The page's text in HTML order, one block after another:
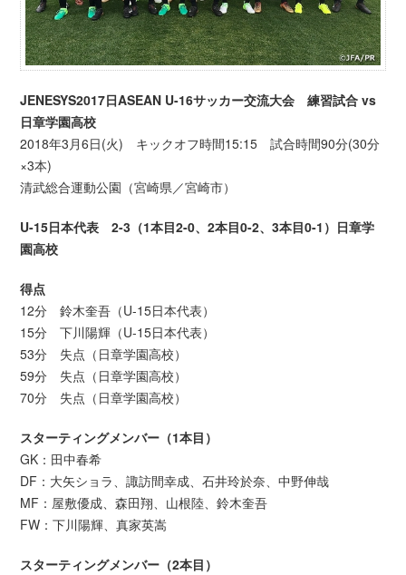
JENESYS2017日ASEAN U-16サッカー交流大会 練習試合 vs
日章学園高校
2018年3月6日(火) キックオフ時間15:15 試合時間90分(30分
×3本)
清武総合運動公園（宮崎県／宮崎市）
U-15日本代表 2-3（1本目2-0、2本目0-2、3本目0-1）日章学
園高校
得点
12分 鈴木奎吾（U-15日本代表）
15分 下川陽輝（U-15日本代表）
53分 失点（日章学園高校）
59分 失点（日章学園高校）
70分 失点（日章学園高校）
スターティングメンバー（1本目）
GK：田中春希
DF：大矢ショラ、諏訪間幸成、石井玲於奈、中野伸哉
MF：屋敷優成、森田翔、山根陸、鈴木奎吾
FW：下川陽輝、真家英嵩
スターティングメンバー（2本目）